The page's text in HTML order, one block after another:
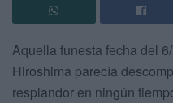
Aquella funesta fecha del
Hiroshima parecía
resplandor en ningún